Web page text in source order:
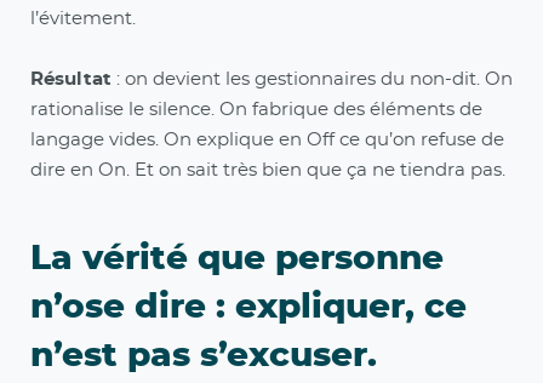
l’évitement.
Résultat : on devient les gestionnaires du non-dit. On
rationalise le silence. On fabrique des éléments de
langage vides. On explique en Off ce qu’on refuse de
dire en On. Et on sait très bien que ça ne tiendra pas.
La vérité que personne
n’ose dire : expliquer, ce
n’est pas s’excuser.